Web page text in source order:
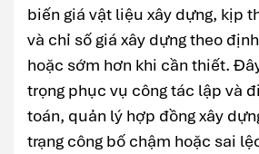
biến giá vật liệu xây dựng, kịp
và chỉ số giá xây dựng theo
hoặc sớm hơn khi cần thiết.
trọng phục vụ công tác lập và
toán, quản lý hợp đồng xây
trạng công bố chậm hoặc sai